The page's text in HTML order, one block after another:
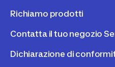
Richiamo prodotti
Contatta il tuo negozio
Dichiarazione di